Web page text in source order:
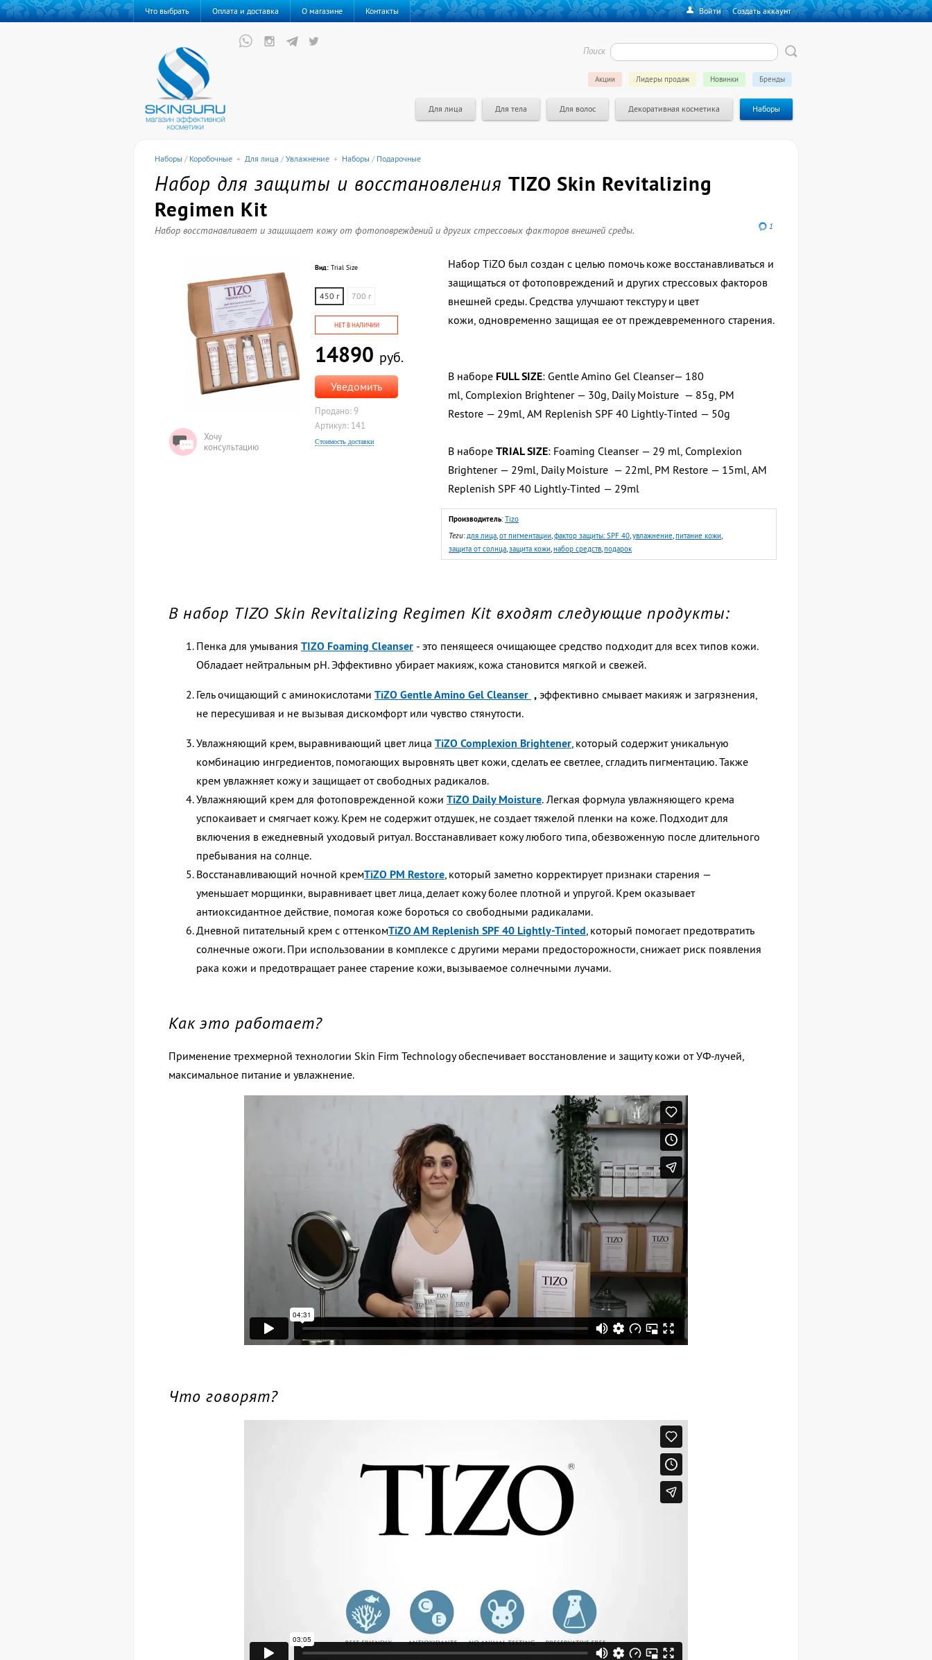
Что выбрать Оплата и доставка О магазине Контакты Войти·Создать аккаунт
Поиск
Бренды
Новинки
Лидеры продаж
Акции
Для лица Для тела Для волос Декоративная косметика Наборы
Наборы / Коробочные + Для лица /Увлажнение + Наборы / Подарочные
Набор для защиты и восстановления TIZO Skin Revitalizing
Regimen Kit
1
Набор восстанавливает и защищает кожу от фотоповреждений и других стрессовых факторов внешней среды.
Хочу
консультацию
Вид: Trial Size
450 г 700 г
НЕТ В НАЛИЧИИ
14890 руб.
Уведомить
Продано: 9
Артикул: 141
Стоимость доставки
Набор TiZO был создан с целью помочь коже восстанавливаться и
защищаться отфотоповреждений и других стрессовых факторов
внешней среды. Средства улучшают текстуру и цвет
кожи, одновременно защищая ее от преждевременного старения.
В наборе FULL SIZE: Gentle Amino Gel Cleanser— 180
ml, Complexion Brightеner — 30g, Daily Moisture — 85g, PM
Restore — 29ml, AM Replenish SPF 40 Lightly-Tinted — 50g
В наборе TRIAL SIZE: Foaming Cleanser — 29 ml, Complexion
Brightеner — 29ml, Daily Moisture — 22ml, PM Restore — 15ml, AM
Replenish SPF 40 Lightly-Tinted — 29ml
Производитель:Tizo
Теги:для лица,от пигментации,фактор защиты: SPF 40,увлажнение,питание кожи,
защита от солнца,защита кожи,набор средств,подарок
В набор TIZO Skin Revitalizing Regimen Kit входят следующие продукты:
Пенка для умывания TIZO Foaming Cleanser - это пенящееся очищающее средство подходит для всех типов кожи.
Обладает нейтральным рН. Эффективно убирает макияж, кожа становится мягкой и свежей.
Гель очищающий с аминокислотами TiZO Gentle Amino Gel Cleanser , эффективно смывает макияж и загрязнения,
не пересушивая и не вызывая дискомфорт или чувство стянутости.
Увлажняющий крем, выравнивающий цвет лица TiZO Complexion Brightеner, который содержит уникальную
комбинацию ингредиентов, помогающих выровнять цвет кожи, сделать ее светлее, сгладить пигментацию. Также
крем увлажняет кожу и защищает от свободных радикалов.
Увлажняющий крем для фотоповрежденной кожи TiZO Daily Moisturе. Легкая формула увлажняющего крема
успокаивает и смягчает кожу. Крем не содержит отдушек, не создаеттяжелой пленки на коже. Подходит для
включения в ежедневный уходовый ритуал. Восстанавливает кожу любого типа, обезвоженную после длительного
пребывания на солнце.
Восстанавливающий ночной кремTiZO PM Restore, который заметно корректирует признаки старения —
уменьшает морщинки, выравнивает цвет лица, делает кожу более плотной и упругой. Крем оказывает
антиоксидантное действие, помогая коже бороться со свободными радикалами.
Дневной питательный крем с оттенкомTiZO AM Replenish SPF 40 Lightly-Tinted, который помогает предотвратить
солнечные ожоги. При использовании в комплексе с другими мерами предосторожности, снижает риск появления
рака кожи и предотвращает ранее старение кожи, вызываемое солнечными лучами.
Как это работает?
Применение трехмерной технологии Skin Firm Technology обеспечивает восстановление и защиту кожи от УФ-лучей,
максимальное питание и увлажнение.
Что говорят?